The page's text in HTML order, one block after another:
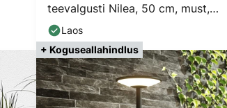
teevalgusti Nilea, 50 cm, must,
anduriga
Laos
+ Koguseallahindlus